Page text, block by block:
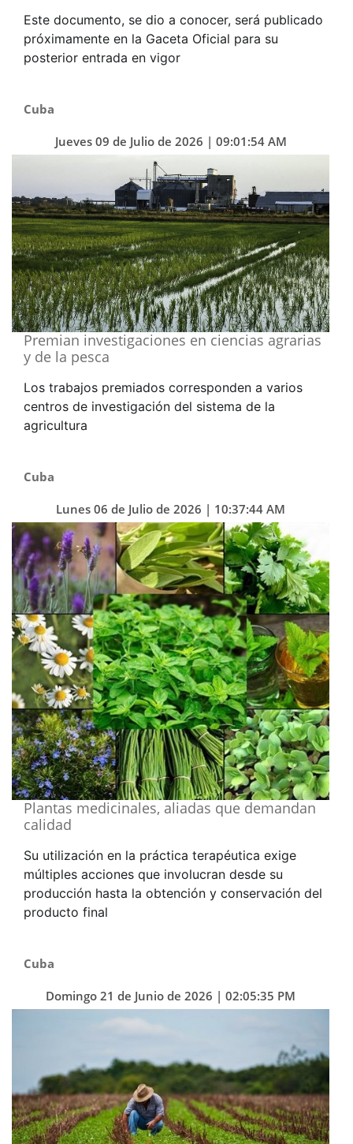
Este documento, se dio a conocer, será publicado
próximamente en la Gaceta Oficial para su
posterior entrada en vigor
Cuba
Jueves 09 de Julio de 2026 | 09:01:54 AM
Premian investigaciones en ciencias agrarias
y de la pesca
Los trabajos premiados corresponden a varios
centros de investigación del sistema de la
agricultura
Cuba
Lunes 06 de Julio de 2026 | 10:37:44 AM
Plantas medicinales, aliadas que demandan
calidad
Su utilización en la práctica terapéutica exige
múltiples acciones que involucran desde su
producción hasta la obtención y conservación del
producto final
Cuba
Domingo 21 de Junio de 2026 | 02:05:35 PM